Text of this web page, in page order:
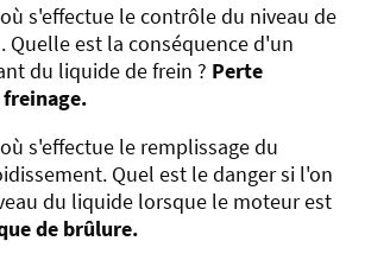
s'effectue le contrôle du niveau de
Quelle est la conséquence d'un
du liquide de frein ? Perte
s'effectue le remplissage du
Quel est le danger si l'on
du liquide lorsque le moteur est
de brûlure.